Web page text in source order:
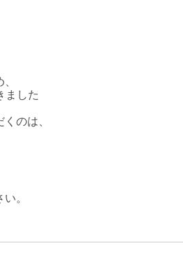
ました
のは、
。